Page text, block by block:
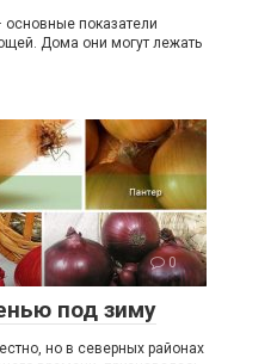
основные показатели
Дома они могут лежать
0
под зиму
но в северных районах